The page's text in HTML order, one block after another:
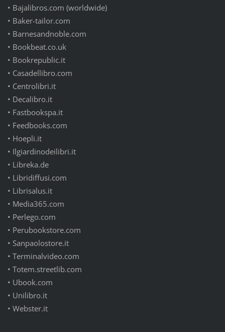
• Bajalibros.com (worldwide)
• Baker-tailor.com
• Barnesandnoble.com
• Bookbeat.co.uk
• Bookrepublic.it
• Casadellibro.com
• Centrolibri.it
• Decalibro.it
• Fastbookspa.it
• Feedbooks.com
• Hoepli.it
• Ilgiardinodeilibri.it
• Libreka.de
• Libridiffusi.com
• Librisalus.it
• Media365.com
• Perlego.com
• Perubookstore.com
• Sanpaolostore.it
• Terminalvideo.com
• Totem.streetlib.com
• Ubook.com
• Unilibro.it
• Webster.it